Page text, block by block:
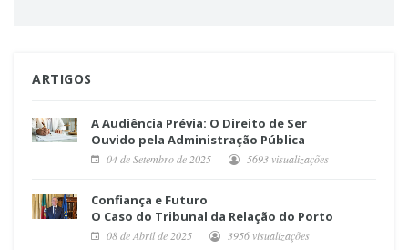
ARTIGOS
A Audiência Prévia: O Direito de Ser
Ouvido pela Administração Pública
04 de Setembro de 2025 5693 visualizações
Confiança e Futuro
O Caso do Tribunal da Relação do Porto
08 de Abril de 2025 3956 visualizações